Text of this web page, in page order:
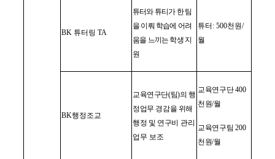
BK 튜터링 TA
튜터와 튜티가 한 팀
을 이뤄 학습에 어려
움을 느끼는 학생 지
원
튜터: 500천원/
월
BK행정조교
교육연구단(팀)의 행
정업무 경감을 위해
행정 및 연구비 관리
업무 보조
교육연구단400
천원/월
교육연구팀200
천원/월